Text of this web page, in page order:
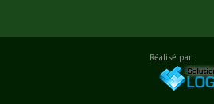
Réalisé par :